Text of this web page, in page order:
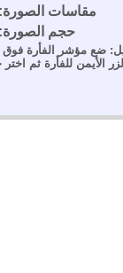
مقاسات الصورة:
حجم الصورة:
ضع مؤشر الفأرة فوق
الأيمن للفأرة ثم